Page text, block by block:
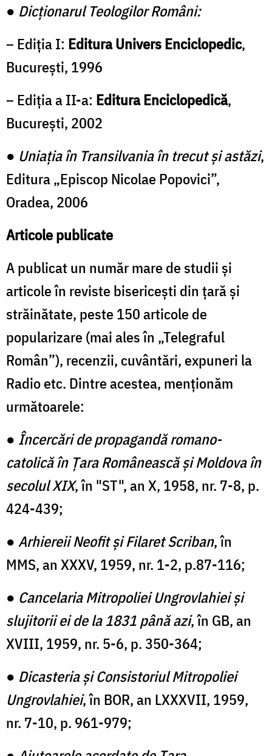
● Dicționarul Teologilor Români:
– Ediția I: Editura Univers Enciclopedic,
București, 1996
– Ediția a II-a: Editura Enciclopedică,
București, 2002
● Uniația în Transilvania în trecut și astăzi,
Editura „Episcop Nicolae Popovici”,
Oradea, 2006
Articole publicate
A publicat un număr mare de studii și
articole în reviste bisericești din țară și
străinătate, peste 150 articole de
popularizare (mai ales în „Telegraful
Român”), recenzii, cuvântări, expuneri la
Radio etc. Dintre acestea, menționăm
următoarele:
● Încercări de propagandă romano-
catolică în Țara Românească și Moldova în
secolul XIX, în "ST", an X, 1958, nr. 7-8, p.
424-439;
● Arhiereii Neofit și Filaret Scriban, în
MMS, an XXXV, 1959, nr. 1-2, p.87-116;
● Cancelaria Mitropoliei Ungrovlahiei și
slujitorii ei de la 1831 până azi, în GB, an
XVIII, 1959, nr. 5-6, p. 350-364;
● Dicasteria și Consistoriul Mitropoliei
Ungrovlahiei, în BOR, an LXXXVII, 1959,
nr. 7-10, p. 961-979;